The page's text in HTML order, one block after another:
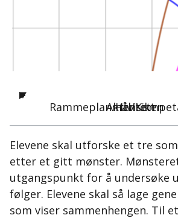
Aktiviteten
Elevene skal utforske et tre
etter et gitt mønster.
utgangspunkt for å undersøke
følger. Elevene skal så lage
som viser sammenhengen. Til
Hensikt
Rammeplanmål/